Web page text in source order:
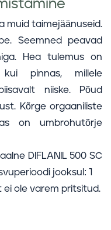
muid taimejäänuseid.
Seemned peavad
Hea tulemus on
pinnas, millele
niiske. Põud
Kõrge orgaaniliste
on umbrohutõrje
DIFLANIL 500 SC
jooksul: 1
ei ole varem pritsitud.